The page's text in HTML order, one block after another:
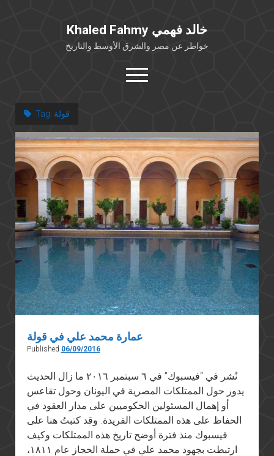
Khaled Fahmy خالد فهمي
خواطر عن مصر والشرق الأوسط والتاريخ
open
menu
خلفية شخصية
كتابات أكاديمية
مقالات صحافية
بوستات من فيسبوك
مقابلات في الإعلام
Languages
Tag: قولة
عمارة محمد علي في قولة
Published 06/09/2016
نُشر في “فيسبوك” في ٦ سبتمبر ٢٠١٦ ما زال الحديث
يدور حول الممتلكات المصرية في اليونان وحول تقاعس
أو إهمال المسئولين الحكوميين على مدار العقود في
الحفاظ على هذه الممتلكات الفريدة. وقد كتبتُ هنا على
فيسبوك منذ فترة أوضح تاريخ هذه الممتلكات وكيف
ارتبطت بجهود محمد علي في حملة الحجاز عام ١٨١١،